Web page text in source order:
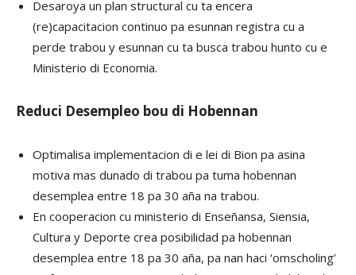
Desaroya un plan structural cu ta encera
(re)capacitacion continuo pa esunnan registra cu a
perde trabou y esunnan cu ta busca trabou hunto cu e
Ministerio di Economia.
Reduci Desempleo bou di Hobennan
Optimalisa implementacion di e lei di Bion pa asina
motiva mas dunado di trabou pa tuma hobennan
desemplea entre 18 pa 30 aña na trabou.
En cooperacion cu ministerio di Enseñansa, Siensia,
Cultura y Deporte crea posibilidad pa hobennan
desemplea entre 18 pa 30 aña, pa nan haci ‘omscholing’